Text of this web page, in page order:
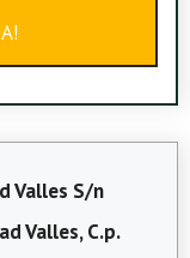
Valles S/n
Valles, C.p.